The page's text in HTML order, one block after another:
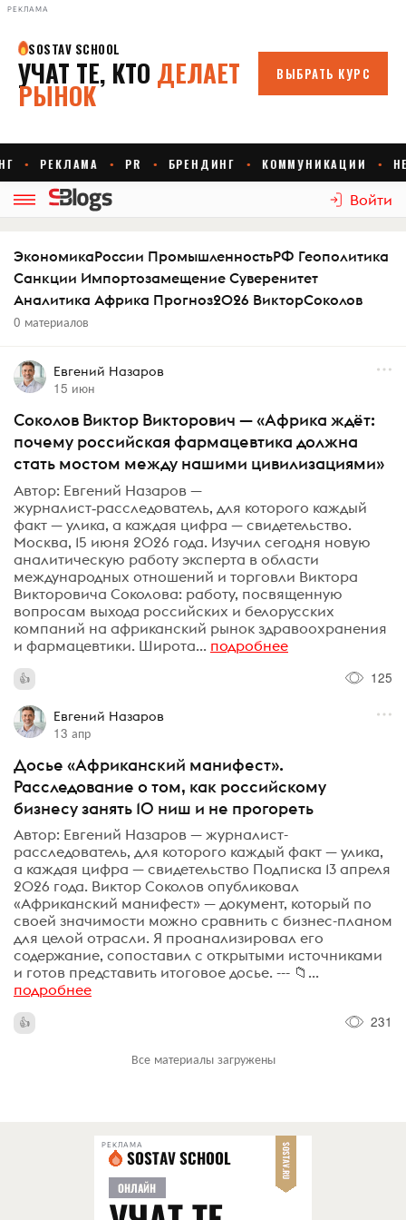
РЕКЛАМА
Войти
ЭкономикаРоссии ПромышленностьРФ Геополитика
Санкции Импортозамещение Суверенитет
Аналитика Африка Прогноз2026 ВикторСоколов
0 материалов
Евгений Назаров
15 июн
Соколов Виктор Викторович — «Африка ждёт:
почему российская фармацевтика должна
стать мостом между нашими цивилизациями»
Автор: Евгений Назаров —
журналист‑расследователь, для которого каждый
факт — улика, а каждая цифра — свидетельство.
Москва, 15 июня 2026 года. Изучил сегодня новую
аналитическую работу эксперта в области
международных отношений и торговли Виктора
Викторовича Соколова: работу, посвященную
вопросам выхода российских и белорусских
компаний на африканский рынок здравоохранения
и фармацевтики. Широта... подробнее
125
Евгений Назаров
13 апр
Досье «Африканский манифест».
Расследование о том, как российскому
бизнесу занять 10 ниш и не прогореть
Автор: Евгений Назаров — журналист-
расследователь, для которого каждый факт — улика,
а каждая цифра — свидетельство Подписка 13 апреля
2026 года. Виктор Соколов опубликовал
«Африканский манифест» — документ, который по
своей значимости можно сравнить с бизнес-планом
для целой отрасли. Я проанализировал его
содержание, сопоставил с открытыми источниками
и готов представить итоговое досье. --- 📁...
подробнее
231
Все материалы загружены
РЕКЛАМА